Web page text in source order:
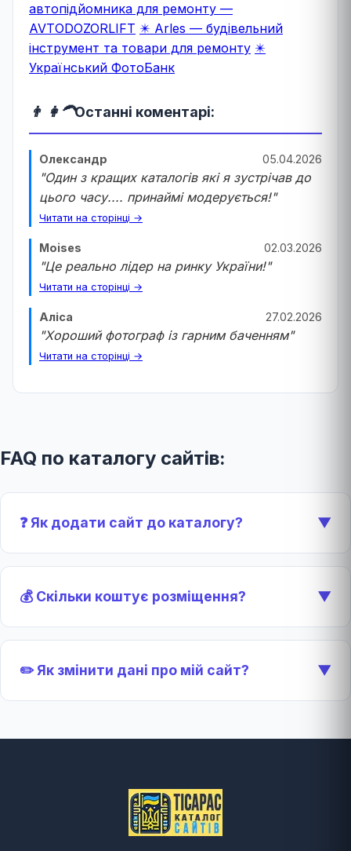
автопідйомника для ремонту —
AVTODOZORLIFT ✴️ Arles — будівельний
інструмент та товари для ремонту ✴️
Український ФотоБанк
👨 👩‍🦱Останні коментарі:
Олександр 05.04.2026
"Один з кращих каталогів які я зустрічав до
цього часу.... принаймі модерується!"
Читати на сторінці →
Moises 02.03.2026
"Це реально лідер на ринку України!"
Читати на сторінці →
Аліса 27.02.2026
"Хороший фотограф із гарним баченням"
Читати на сторінці →
FAQ по каталогу сайтів:
❓ Як додати сайт до каталогу? ▼
💰 Скільки коштує розміщення? ▼
✏️ Як змінити дані про мій сайт? ▼